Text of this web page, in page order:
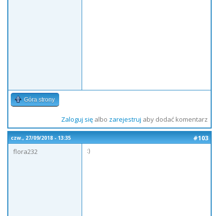
Góra strony
Zaloguj sięalbo zarejestruj aby dodać komentarz
czw., 27/09/2018 - 13:35
#103
flora232
:)